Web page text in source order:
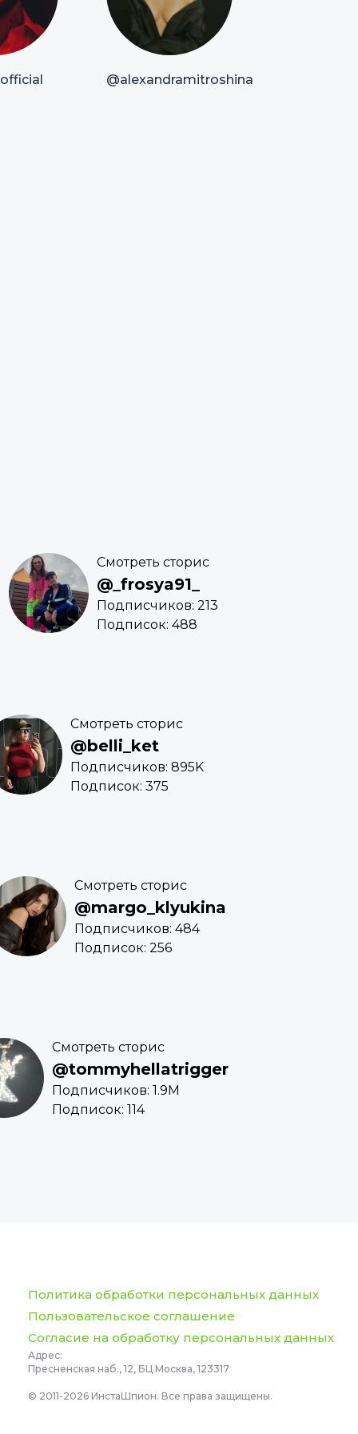
@alexandramitroshina
Смотреть сторис
@_frosya91_
Подписчиков: 213
Подписок: 488
Смотреть сторис
@belli_ket
Подписчиков: 895K
Подписок: 375
Смотреть сторис
@margo_klyukina
Подписчиков: 484
Подписок: 256
Смотреть сторис
@tommyhellatrigger
Подписчиков: 1.9M
Подписок: 114
Политика обработки персональных данных
Пользовательское соглашение
Согласие на обработку персональных данных
Адрес:
Пресненская наб., 12, БЦ Москва, 123317
© 2011-2026 ИнстаШпион. Все права защищены.